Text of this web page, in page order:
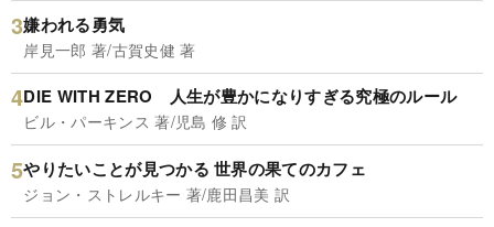
嫌われる勇気
岸見一郎 著/古賀史健 著
DIE WITH ZERO 人生が豊かになりすぎる究極のルール
ビル・パーキンス 著/児島 修 訳
やりたいことが見つかる 世界の果てのカフェ
ジョン・ストレルキー 著/鹿田昌美 訳